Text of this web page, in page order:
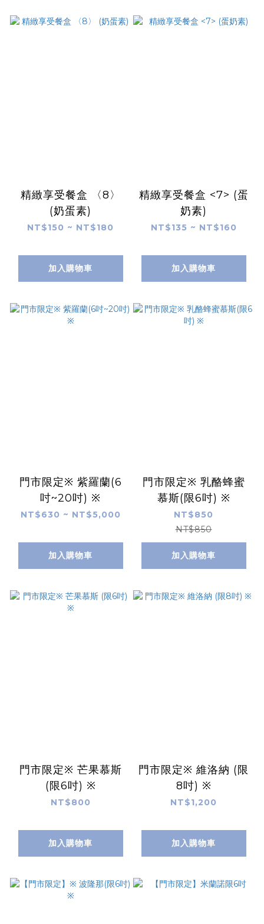
精緻享受餐盒 〈8〉
(奶蛋素)
NT$150 ~ NT$180
加入購物車
精緻享受餐盒 <7> (蛋
奶素)
NT$135 ~ NT$160
加入購物車
門市限定※ 紫羅蘭(6
吋~20吋) ※
NT$630 ~ NT$5,000
加入購物車
門市限定※ 乳酪蜂蜜
慕斯(限6吋) ※
NT$850
NT$850
加入購物車
門市限定※ 芒果慕斯
(限6吋) ※
NT$800
加入購物車
門市限定※ 維洛納 (限
8吋) ※
NT$1,200
加入購物車